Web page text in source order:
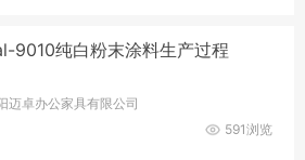
9010纯白粉末涂料生产过程
迈卓办公家具有限公司
591浏览